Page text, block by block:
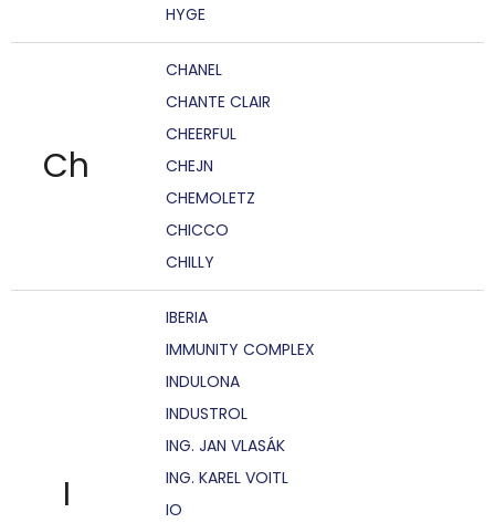
HYGE
Ch
CHANEL
CHANTE CLAIR
CHEERFUL
CHEJN
CHEMOLETZ
CHICCO
CHILLY
I
IBERIA
IMMUNITY COMPLEX
INDULONA
INDUSTROL
ING. JAN VLASÁK
ING. KAREL VOITL
IO